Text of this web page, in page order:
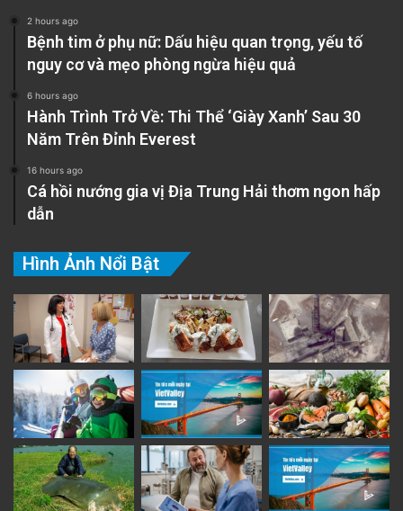
2 hours ago
Bệnh tim ở phụ nữ: Dấu hiệu quan trọng, yếu tố
nguy cơ và mẹo phòng ngừa hiệu quả
6 hours ago
Hành Trình Trở Về: Thi Thể ‘Giày Xanh’ Sau 30
Năm Trên Đỉnh Everest
16 hours ago
Cá hồi nướng gia vị Địa Trung Hải thơm ngon hấp
dẫn
Hình Ảnh Nổi Bật